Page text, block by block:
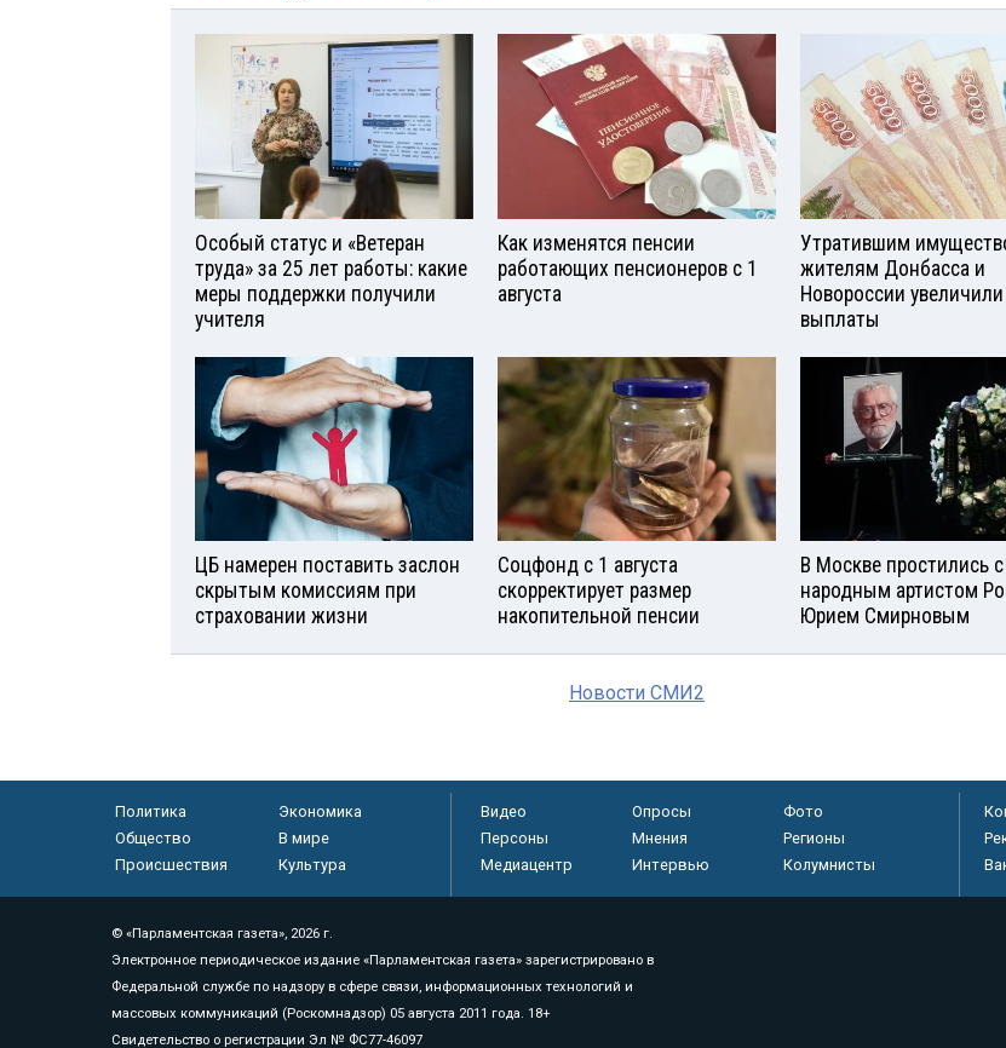
Особый статус и «Ветеран
труда» за 25 лет работы: какие
меры поддержки получили
учителя
Как изменятся пенсии
работающих пенсионеров с 1
августа
Утратившим
жителям Донбасса и
Новороссии увеличили
выплаты
ЦБ намерен поставить заслон
скрытым комиссиям при
страховании жизни
Соцфонд с 1 августа
скорректирует размер
накопительной пенсии
В Москве простились с
народным артистом
Юрием Смирновым
Новости СМИ2
Политика
Экономика
Общество
В мире
Происшествия
Культура
Видео Опросы
Фото
Персоны
Мнения
Регионы
Медиацентр
Интервью Колумнисты
© «Парламентская газета», 2026 г.
Электронное периодическое издание «Парламентская газета» зарегистрировано в
Федеральной службе по надзору в сфере связи, информационных технологий и
массовых коммуникаций (Роскомнадзор) 05 августа 2011 года. 18+
Свидетельство о регистрации Эл № ФС77-46097